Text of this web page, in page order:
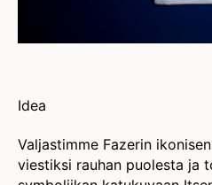
Idea
Valjastimme Fazerin
viestiksi rauhan puolesta ja